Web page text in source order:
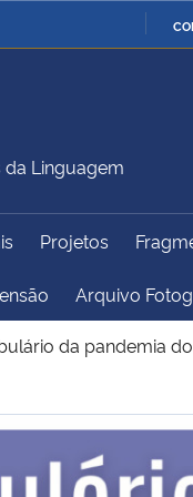
Ministério da Defesa
Ministério do
Desenvolvimento
Linguagem
Projetos
Arquivo
da pandemia